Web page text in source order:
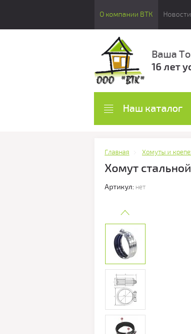
О компании ВТК Новости
Ваша
16 лет
Наш каталог
Главная Хомуты и
Хомут
Артикул: нет